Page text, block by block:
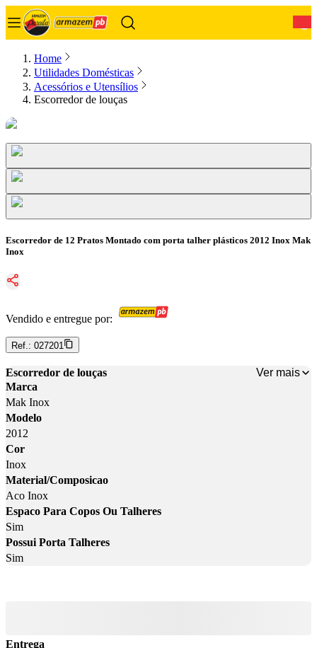
Home
Utilidades Domésticas
Acessórios e Utensílios
Escorredor de louças
Escorredor de 12 Pratos Montado com porta talher plásticos 2012 Inox Mak
Inox
Vendido e entregue por:
Ref.: 027201
Escorredor de louças
Ver mais
Marca
Mak Inox
Modelo
2012
Cor
Inox
Material/Composicao
Aco Inox
Espaco Para Copos Ou Talheres
Sim
Possui Porta Talheres
Sim
Entrega